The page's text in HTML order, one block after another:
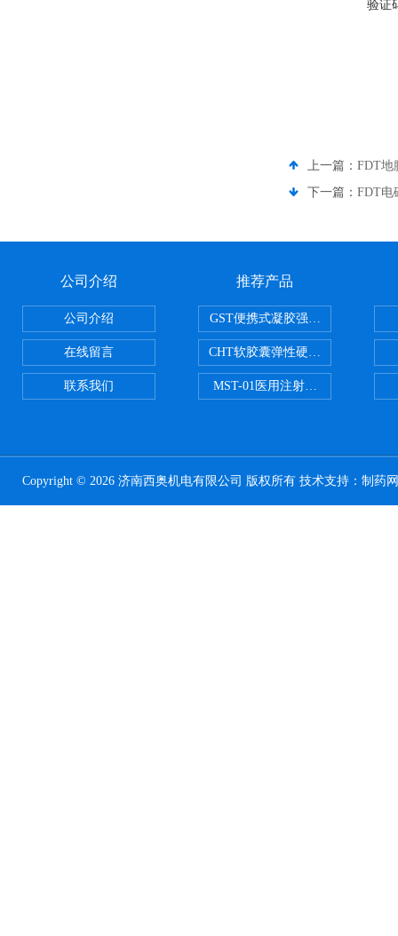
验证
上一篇： FDT地
下一篇： FDT电
公司介绍
公司介绍
在线留言
联系我们
推荐产品
GST便携式凝胶强度测定仪
CHT软胶囊弹性硬度测试仪
MST-01医用注射器测试仪
Copyright © 2026 济南西奥机电有限公司 版权所有 技术支持： 制药网